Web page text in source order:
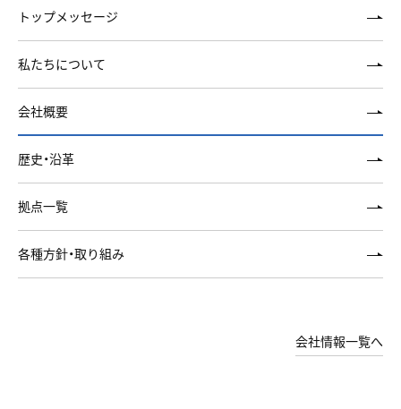
トップメッセージ
私たちについて
会社概要
歴史・沿革
拠点一覧
各種方針・取り組み
会社情報一覧へ